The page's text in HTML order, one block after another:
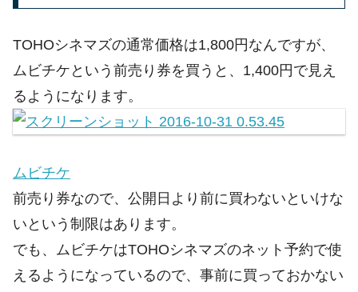
TOHOシネマズの通常価格は1,800円なんですが、
ムビチケという前売り券を買うと、1,400円で見え
るようになります。
ムビチケ
前売り券なので、公開日より前に買わないといけな
いという制限はあります。
でも、ムビチケはTOHOシネマズのネット予約で使
えるようになっているので、事前に買っておかない